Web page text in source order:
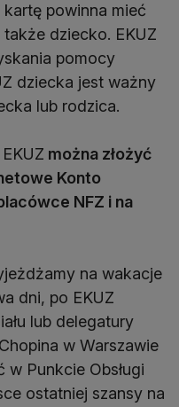
powinna mieć
dziecko. EKUZ
pomocy
dziecka jest ważny
lub rodzica.
można złożyć
Konto
NFZ i na
na wakacje
dni, po EKUZ
lub delegatury
w Warszawie
Punkcie Obsługi
ostatniej szansy na